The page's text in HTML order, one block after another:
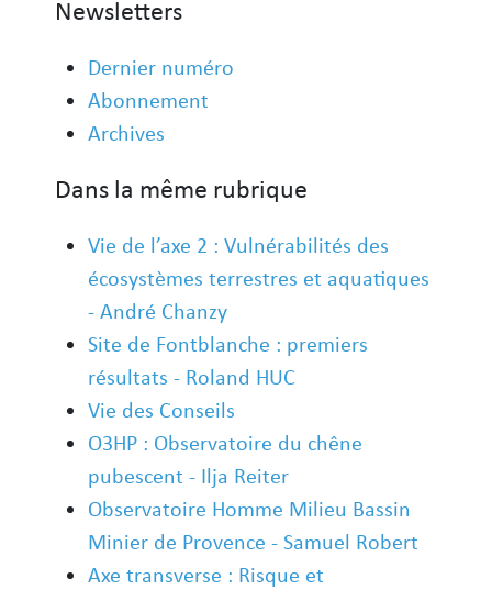
Newsletters
Dernier numéro
Abonnement
Archives
Dans la même rubrique
Vie de l’axe 2 : Vulnérabilités des
écosystèmes terrestres et aquatiques
- André Chanzy
Site de Fontblanche : premiers
résultats - Roland HUC
Vie des Conseils
O3HP : Observatoire du chêne
pubescent - Ilja Reiter
Observatoire Homme Milieu Bassin
Minier de Provence - Samuel Robert
Axe transverse : Risque et